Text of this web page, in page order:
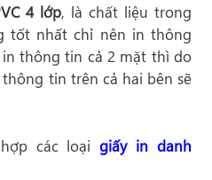
4 lớp, là chất liệu trong
tốt nhất chỉ nên in thông
thông tin cả 2 mặt thì do
tin trên cả hai bên sẽ
các loạigiấy in danh